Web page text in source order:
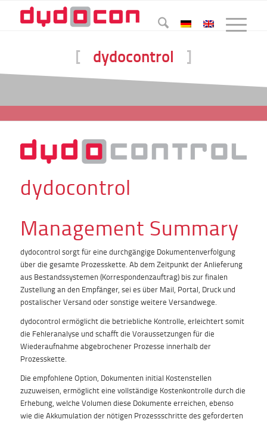
[ dydocontrol ]
dydocontrol
Management Summary
dydocontrol sorgt für eine durchgängige Dokumentenverfolgung
über die gesamte Prozesskette. Ab dem Zeitpunkt der Anlieferung
aus Bestandssystemen (Korrespondenzauftrag) bis zur finalen
Zustellung an den Empfänger, sei es über Mail, Portal, Druck und
postalischer Versand oder sonstige weitere Versandwege.
dydocontrol ermöglicht die betriebliche Kontrolle, erleichtert somit
die Fehleranalyse und schafft die Voraussetzungen für die
Wiederaufnahme abgebrochener Prozesse innerhalb der
Prozesskette.
Die empfohlene Option, Dokumenten initial Kostenstellen
zuzuweisen, ermöglicht eine vollständige Kostenkontrolle durch die
Erhebung, welche Volumen diese Dokumente erreichen, ebenso
wie die Akkumulation der nötigen Prozessschritte des geforderten